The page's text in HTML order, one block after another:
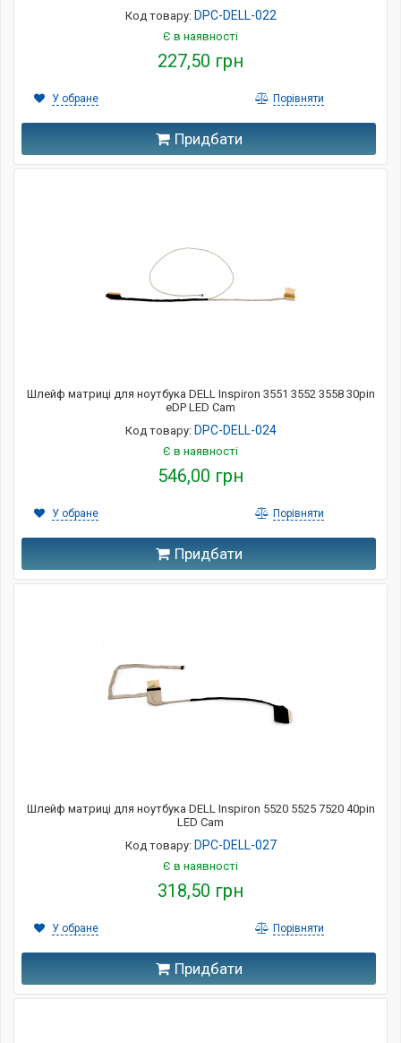
Код товару: DPC-DELL-022
Є в наявності
227,50 грн
Придбати
У обране Порівняти
Шлейф матриці для ноутбука DELL Inspiron 3551 3552 3558 30pin
eDP LED Cam
Код товару: DPC-DELL-024
Є в наявності
546,00 грн
Придбати
У обране Порівняти
Шлейф матриці для ноутбука DELL Inspiron 5520 5525 7520 40pin
LED Cam
Код товару: DPC-DELL-027
Є в наявності
318,50 грн
Придбати
У обране Порівняти